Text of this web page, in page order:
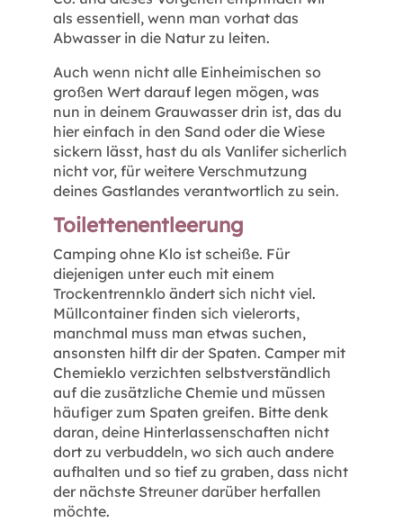
als essentiell, wenn man vorhat das
Abwasser in die Natur zu leiten.
Auch wenn nicht alle Einheimischen so
großen Wert darauf legen mögen, was
nun in deinem Grauwasser drin ist, das du
hier einfach in den Sand oder die Wiese
sickern lässt, hast du als Vanlifer sicherlich
nicht vor, für weitere Verschmutzung
deines Gastlandes verantwortlich zu sein.
Toilettenentleerung
Camping ohne Klo ist scheiße. Für
diejenigen unter euch mit einem
Trockentrennklo ändert sich nicht viel.
Müllcontainer finden sich vielerorts,
manchmal muss man etwas suchen,
ansonsten hilft dir der Spaten. Camper mit
Chemieklo verzichten selbstverständlich
auf die zusätzliche Chemie und müssen
häufiger zum Spaten greifen. Bitte denk
daran, deine Hinterlassenschaften nicht
dort zu verbuddeln, wo sich auch andere
aufhalten und so tief zu graben, dass nicht
der nächste Streuner darüber herfallen
möchte.